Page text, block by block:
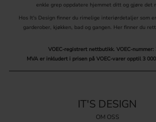
enkle grep oppdatere hjemmet ditt og gjøre det
Hos It's Design finner du rimelige interiørdetaljer som
garderober, kjøkken, bad og gangen. Her finner du
VOEC-registrert nettbutikk. VOEC-nummer:
MVA er inkludert i prisen på VOEC-varer opptil 3
IT'S DESIGN
OM OSS